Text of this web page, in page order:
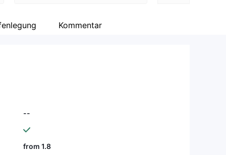
die Transaktion läuft.
Kommentar
--
from 1.8